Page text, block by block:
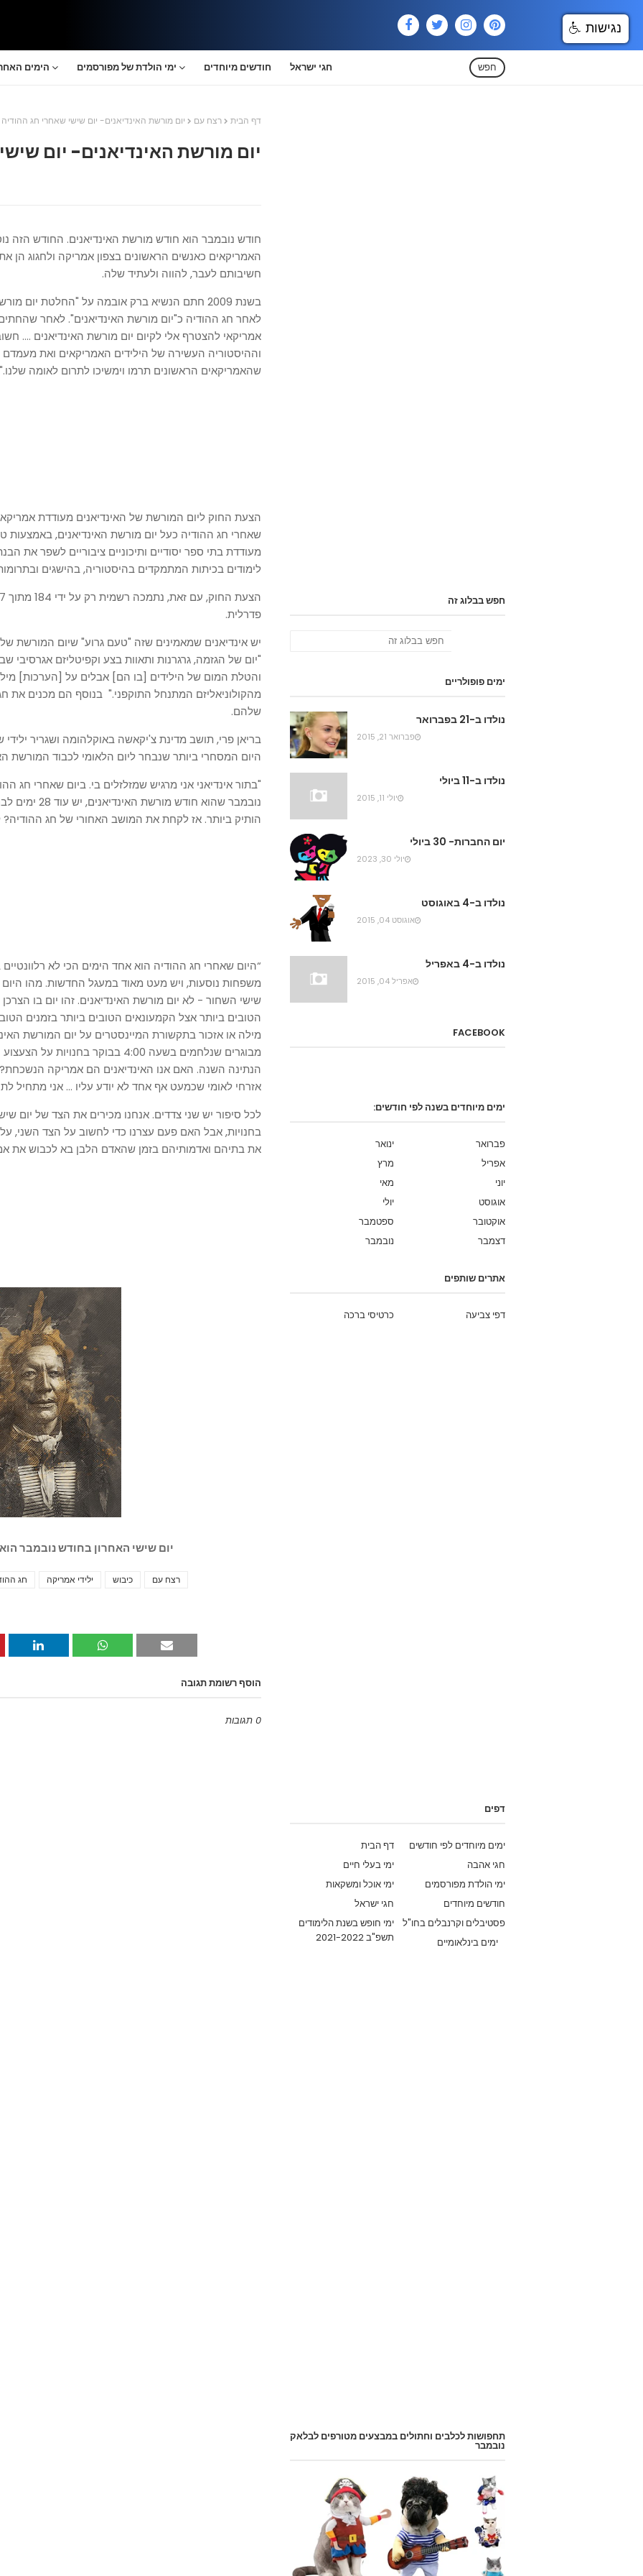
הימים ימי הולדת של מפורסמים חודשים מיוחדים חגי ישראל חפש
דף הבית רצח עם יום מורשת האינדיאנים- יום שישי שאחרי חג ההודיה
יום מורשת האינדיאנים- יום
חודש נובמבר הוא חודש מורשת האינדיאנים. החודש הזה
האמריקאים כאנשים הראשונים בצפון אמריקה ולחגוג
חשיבותם לעבר, להווה ולעתיד שלה.
בשנת 2009 חתם הנשיא ברק אובמה על "החלטת יום
לאחר חג ההודיה כ"יום מורשת האינדיאנים". לאחר
אמריקאי להצטרף אלי לקיום יום מורשת האינדיאנים ....
וההיסטוריה העשירה של הילידים האמריקאים ואת מעמדם
שהאמריקאים הראשונים תרמו וימשיכו לתרום לאומה שלנו."
הצעת החוק ליום המורשת של האינדיאנים מעודדת
שאחרי חג ההודיה כעל יום מורשת האינדיאנים, באמצעות
מעודדת בתי ספר יסודיים ותיכוניים ציבוריים לשפר את
לימודים בכיתות המתמקדים בהיסטוריה, בהישגים
פדרלית.
יש אינדיאנים שמאמינים שזה "טעם גרוע" שיום המורשת
"יום של הגזמה, גרגרנות ותאוות בצע וקפיטליזם
והטלת המום של הילידים [בו הם] אבלים על [הערכות]
מהקולוניאליזם המתנחל התוקפני." בנוסף הם מכנים את
שלהם.
בריאן פרי, תושב מדינת צ'יקאשה באוקלהומה ושגריר
היום המסחרי ביותר שנבחר ליום הלאומי לכבוד המורשת
"בתור אינדיאני אני מרגיש שמזלזלים בי. ביום שאחרי
נובמבר שהוא
הותיק ביותר. אז לקחת את המושב האחורי של חג ההודיה?
“היום שאחרי חג ההודיה הוא אחד הימים הכי לא
משפחות נוסעות, ויש מעט מאוד במעגל החדשות. מהו
שישי השחור - לא יום מורשת האינדיאנים. זהו יום בו
הטובים ביותר אצל הקמעונאים הטובים ביותר בזמנים
מילה או אזכור בתקשורת המיינסטרים על יום המורשת
מבוגרים שנלחמים בשעה 4:00 בבוקר
הנתינה השנה. האם אנו האינדיאנים הם אמריקה
אזרחי לאומי שכמעט אף אחד לא יודע עליו ... אני מתחיל
לכל סיפור יש שני צדדים. אנחנו מכירים את הצד של יום
בחנויות, אבל האם פעם עצרנו כדי לחשוב על הצד השני,
את בתיהם ואדמותיהם בזמן שהאדם הלבן בא לכבוש את
יום שישי האחרון בחודש נובמבר
חג ילידי אמריקה כיבוש רצח עם
הוסף רשומת תגובה
0 תגובות
חפש בבלוג זה
ימים פופולריים
נולדו ב-21 בפברואר
פברואר 21, 2015
נולדו ב-11 ביולי
יולי 11, 2015
יום החברות- 30 ביולי
יולי 30, 2023
נולדו ב-4 באוגוסט
אוגוסט 04, 2015
נולדו ב-4 באפריל
אפריל 04, 2015
FACEBOOK
ימים מיוחדים בשנה לפי חודשים:
ינואר
פברואר
מרץ
אפריל
מאי
יוני
יולי
אוגוסט
ספטמבר
אוקטובר
נובמבר
דצמבר
אתרים שותפים
כרטיסי ברכה דפי צביעה
דפים
דף הבית
ימים מיוחדים לפי חודשים
ימי בעלי חיים
חגי אהבה
ימי אוכל ומשקאות
ימי הולדת מפורסמים
חגי ישראל
חודשים מיוחדים
ימי חופש בשנת הלימודים
תשפ"ב 2021-2022
פסטיבלים וקרנבלים בחו"ל
ימים בינלאומיים
תחפושות לכלבים וחתולים במבצעים מטורפים לבלאק
נובמבר
נגישות